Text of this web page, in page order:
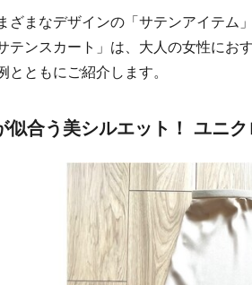
ざまなデザインの「サテンアイテム
テンスカート」は、大人の女性にお
とともにご紹介します。
似合う美シルエット！ ユニク